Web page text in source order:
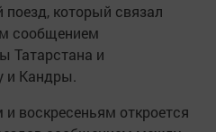
который связал
сообщением
Татарстана и
и Кандры.
воскресеньям откроется